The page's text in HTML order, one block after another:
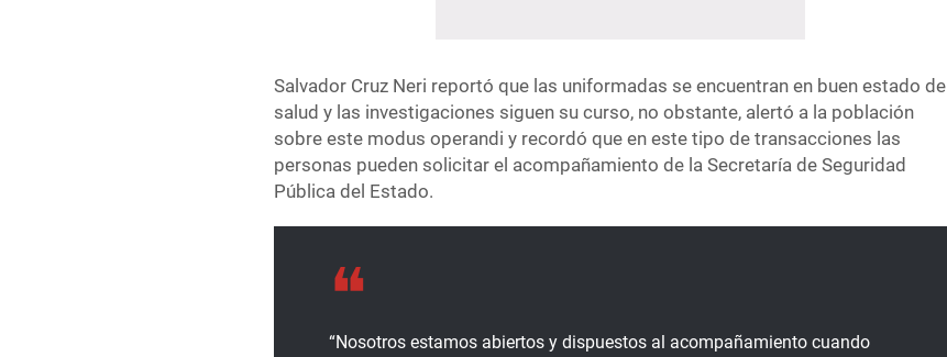
Salvador Cruz Neri reportó que las uniformadas se encuentran en buen estado de
salud y las investigaciones siguen su curso, no obstante, alertó a la población
sobre este modus operandi y recordó que en este tipo de transacciones las
personas pueden solicitar el acompañamiento de la Secretaría de Seguridad
Pública del Estado.
“Nosotros estamos abiertos y dispuestos al acompañamiento cuando